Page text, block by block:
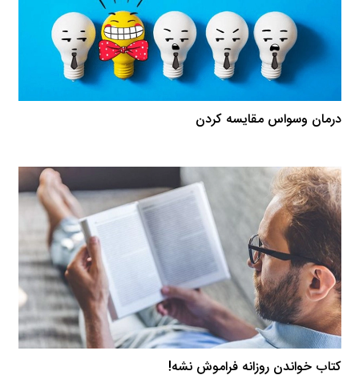
درمان وسواس مقایسه کردن
کتاب خواندن روزانه فراموش نشه!